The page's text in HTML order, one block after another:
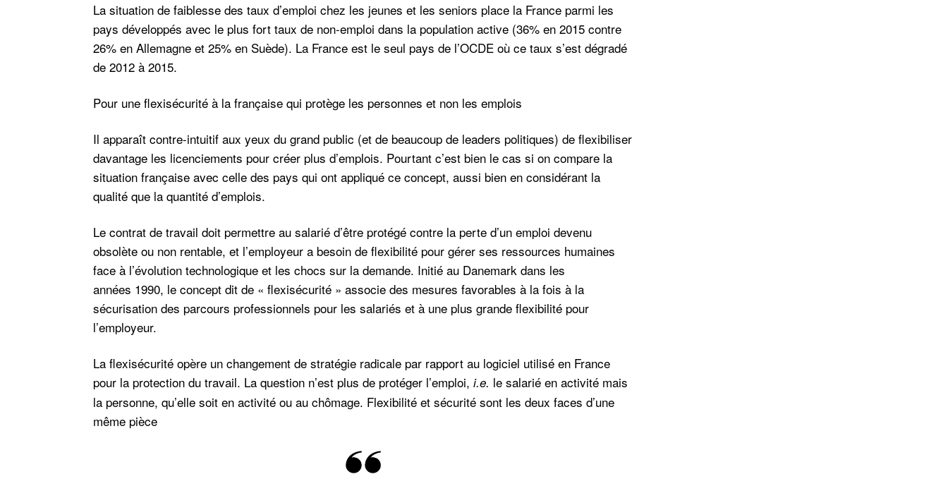
La situation de faiblesse des taux d’emploi chez les jeunes et les seniors place la France parmi les
pays développés avec le plus fort taux de non-emploi dans la population active (36% en 2015 contre
26% en Allemagne et 25% en Suède). La France est le seul pays de l’OCDE où ce taux s’est dégradé
de 2012 à 2015.
Pour une flexisécurité à la française qui protège les personnes et non les emplois
Il apparaît contre-intuitif aux yeux du grand public (et de beaucoup de leaders politiques) de flexibiliser
davantage les licenciements pour créer plus d’emplois. Pourtant c’est bien le cas si on compare la
situation française avec celle des pays qui ont appliqué ce concept, aussi bien en considérant la
qualité que la quantité d’emplois.
Le contrat de travail doit permettre au salarié d’être protégé contre la perte d’un emploi devenu
obsolète ou non rentable, et l’employeur a besoin de flexibilité pour gérer ses ressources humaines
face à l’évolution technologique et les chocs sur la demande. Initié au Danemark dans les
années 1990, le concept dit de « flexisécurité » associe des mesures favorables à la fois à la
sécurisation des parcours professionnels pour les salariés et à une plus grande flexibilité pour
l’employeur.
La flexisécurité opère un changement de stratégie radicale par rapport au logiciel utilisé en France
pour la protection du travail. La question n’est plus de protéger l’emploi, i.e. le salarié en activité mais
la personne, qu’elle soit en activité ou au chômage. Flexibilité et sécurité sont les deux faces d’une
même pièce